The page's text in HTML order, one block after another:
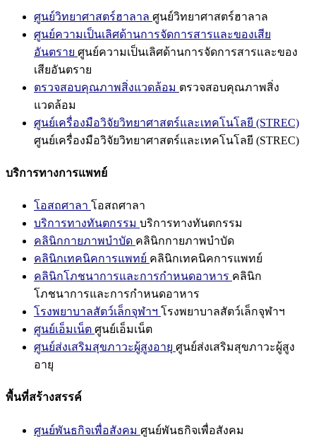
ศูนย์วิทยาศาสตร์ฮาลาล ศูนย์วิทยาศาสตร์ฮาลาล
ศูนย์ความเป็นเลิศด้านการจัดการสารและของเสีย
อันตราย ศูนย์ความเป็นเลิศด้านการจัดการสารและของ
เสียอันตราย
ตรวจสอบคุณภาพสิ่งแวดล้อม ตรวจสอบคุณภาพสิ่ง
แวดล้อม
ศูนย์เครื่องมือวิจัยวิทยาศาสตร์และเทคโนโลยี (STREC)
ศูนย์เครื่องมือวิจัยวิทยาศาสตร์และเทคโนโลยี (STREC)
บริการทางการแพทย์
โอสถศาลา โอสถศาลา
บริการทางทันตกรรม บริการทางทันตกรรม
คลินิกกายภาพบำบัด คลินิกกายภาพบำบัด
คลินิกเทคนิคการแพทย์ คลินิกเทคนิคการแพทย์
คลินิกโภชนาการและการกำหนดอาหาร คลินิก
โภชนาการและการกำหนดอาหาร
โรงพยาบาลสัตว์เล็กจุฬาฯ โรงพยาบาลสัตว์เล็กจุฬาฯ
ศูนย์เอ็มเน็ต ศูนย์เอ็มเน็ต
ศูนย์ส่งเสริมสุขภาวะผู้สูงอายุ ศูนย์ส่งเสริมสุขภาวะผู้สูง
อายุ
พื้นที่สร้างสรรค์
ศูนย์พันธกิจเพื่อสังคม ศูนย์พันธกิจเพื่อสังคม